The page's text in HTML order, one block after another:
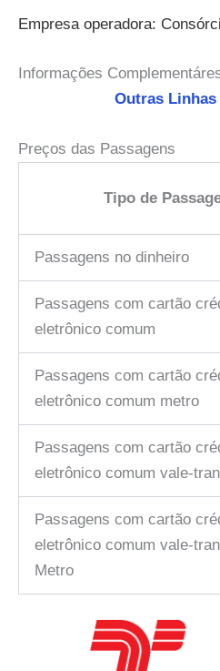
Empresa operadora:
Informações
Outras Linhas
Preços das Passagens
Tipo de
Passagens no dinheiro
Passagens com cartão
eletrônico comum
Passagens com cartão
eletrônico comum metro
Passagens com cartão
eletrônico comum vale-
Passagens com cartão
eletrônico comum vale-
Metro